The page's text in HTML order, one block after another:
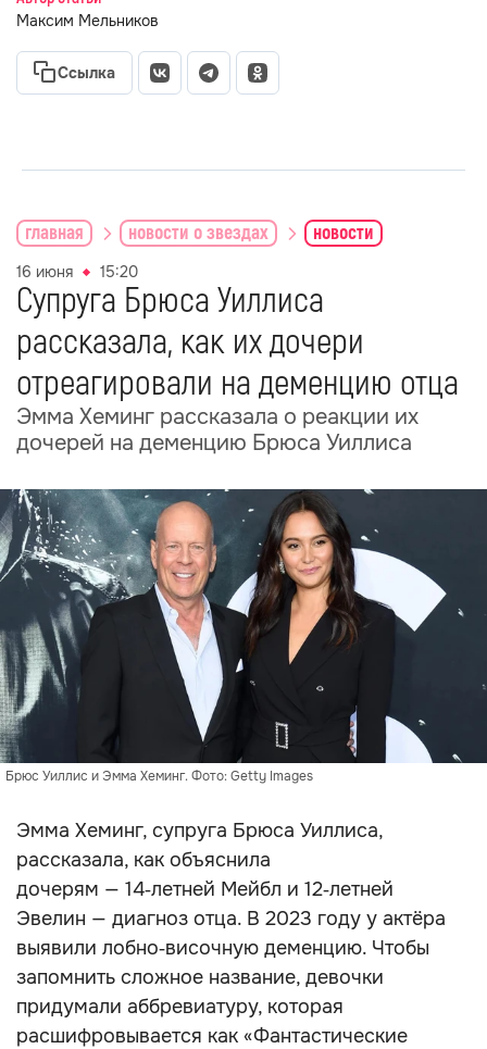
Максим Мельников
Ссылка
главная новости о звездах новости
16 июня 15:20
Супруга Брюса Уиллиса
рассказала, как их дочери
отреагировали на деменцию отца
Эмма Хеминг рассказала о реакции их
дочерей на деменцию Брюса Уиллиса
Брюс Уиллис и Эмма Хеминг. Фото: Getty Images
Эмма Хеминг, супруга Брюса Уиллиса,
рассказала, как объяснила
дочерям — 14‑летней Мейбл и 12‑летней
Эвелин — диагноз отца. В 2023 году у актёра
выявили лобно‑височную деменцию. Чтобы
запомнить сложное название, девочки
придумали аббревиатуру, которая
расшифровывается как «Фантастические